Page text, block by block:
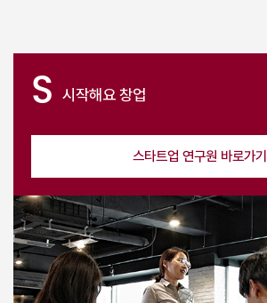
S 시작해요 창업
스타트업 연구원 바로가기